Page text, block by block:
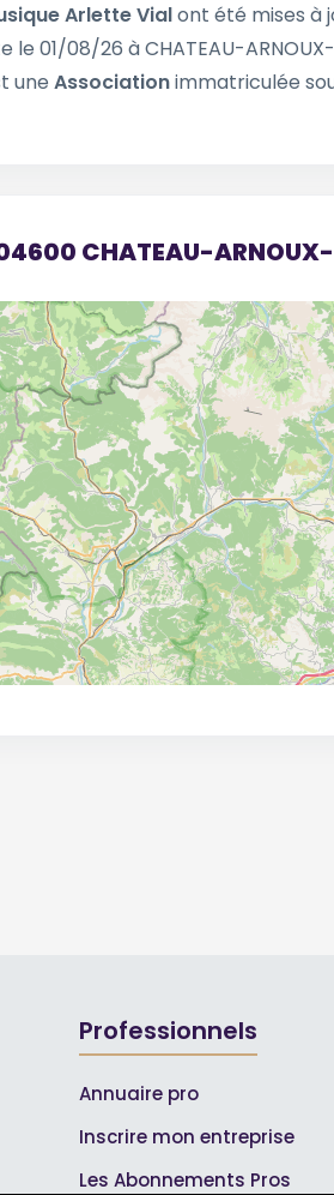
Arlette Vialont été mises à
01/08/26 à CHATEAU-ARNOUX-
une Associationimmatriculée
CHATEAU-
Professionnels
Annuaire pro
Inscrire mon entreprise
Les Abonnements Pros